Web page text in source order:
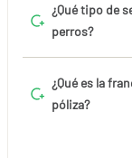
¿Qué tipo de
perros?
¿Qué es la
póliza?